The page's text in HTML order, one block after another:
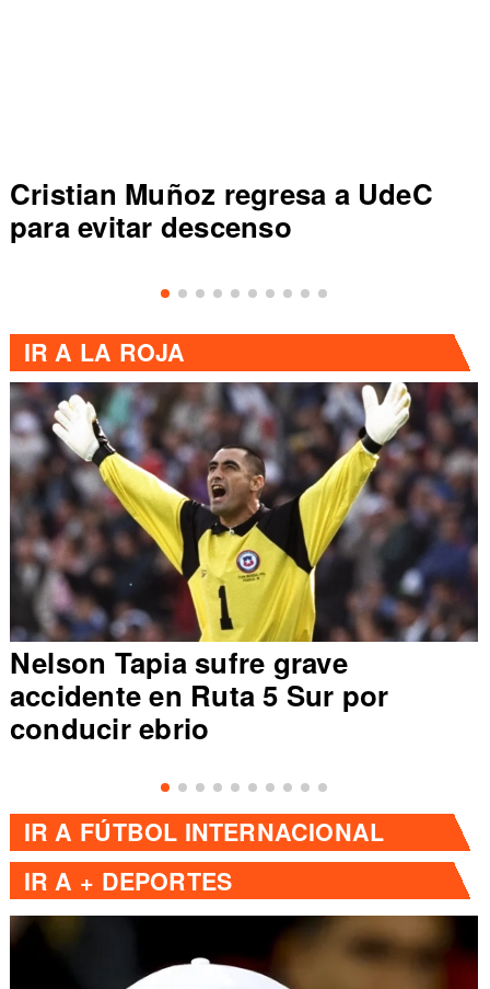
Colo Colo rompe récord
de Primera al vencer a
IR A LA ROJA
Nelson Tapia sufre grave
accidente en Ruta 5 Sur por
conducir ebrio
IR A FÚTBOL INTERNACIONAL
IR A + DEPORTES